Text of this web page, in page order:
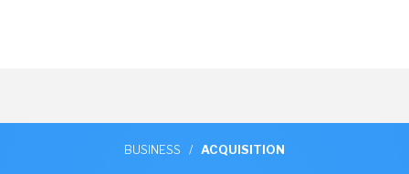
BUSINESS / ACQUISITION